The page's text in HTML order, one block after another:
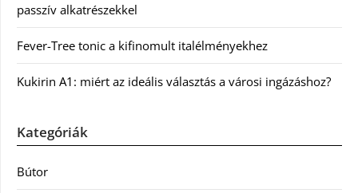
passzív alkatrészekkel
Fever-Tree tonic a kifinomult italélményekhez
Kukirin A1: miért az ideális választás a városi ingázáshoz?
Kategóriák
Bútor